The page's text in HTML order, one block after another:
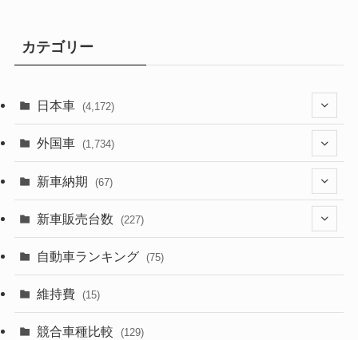
カテゴリー
日本車 (4,172)
(1,321)
(329)
(357)
(328)
外国車 (1,734)
(242)
(85)
新車納期 (67)
(28)
(8)
新車販売台数 (227)
(21)
自動車ランキング (75)
維持費 (15)
競合車種比較 (129)